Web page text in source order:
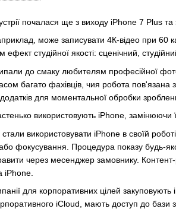
почалася ще з виходу iPhone 7 Plus
може записувати 4К-відео при 60
студійної якості: сценічний,
до смаку любителям професійної
багато фахівців, чия робота
для моментальної обробки
використовують iPhone,
використовувати iPhone в своїй
фокусування. Процедура показу будь-
через месенджер замовнику.
iPhone.
для корпоративних цілей
iCloud, мають доступ до бази